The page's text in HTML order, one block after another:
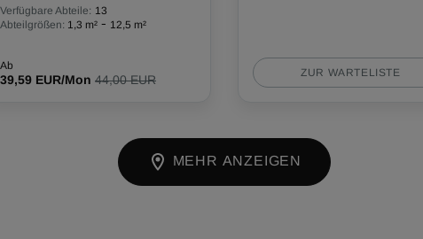
Verfügbare Abteile: 13
Abteilgrößen: 1,3 m² - 12,5 m²
Ab
39,59 EUR/Mon 44,00 EUR ZUR WARTELISTE
MEHR ANZEIGEN